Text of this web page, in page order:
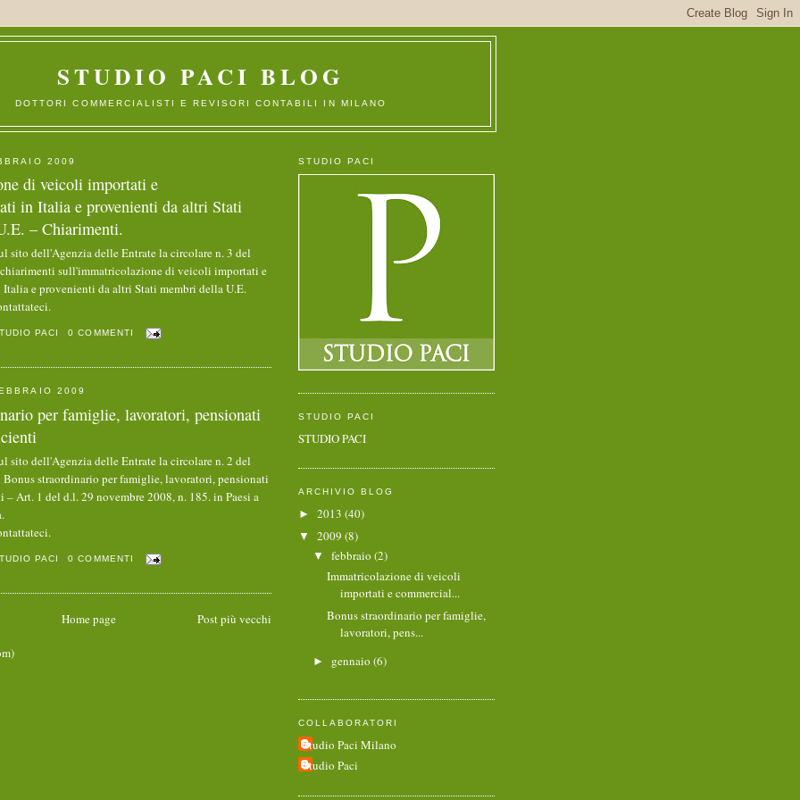
STUDIO PACI BLOG
DOTTORI COMMERCIALISTI E REVISORI CONTABILI IN MILANO
2009
di veicoli importati e
in Italia e provenienti da altri Stati
– Chiarimenti.
sito dell'Agenzia delle Entrate lacircolare n. 3 del
sull'immatricolazione di veicoli importati e
e provenienti da altri Stati membri della U.E.
PACI 0 COMMENTI
2009
per famiglie, lavoratori, pensionati
sito dell'Agenzia delle Entrate lacircolare n. 2 del
straordinario per famiglie, lavoratori, pensionati
– Art. 1 del d.l. 29 novembre 2008, n. 185. in Paesi a
PACI 0 COMMENTI
Post più vecchi
Home page
STUDIO PACI
STUDIO PACI
STUDIO PACI
ARCHIVIO BLOG
► 2013 (40)
▼ 2009 (8)
▼ febbraio (2)
Immatricolazione di veicoli
importati e commercial...
Bonus straordinario per famiglie,
lavoratori, pens...
► gennaio (6)
COLLABORATORI
Studio Paci Milano
Studio Paci